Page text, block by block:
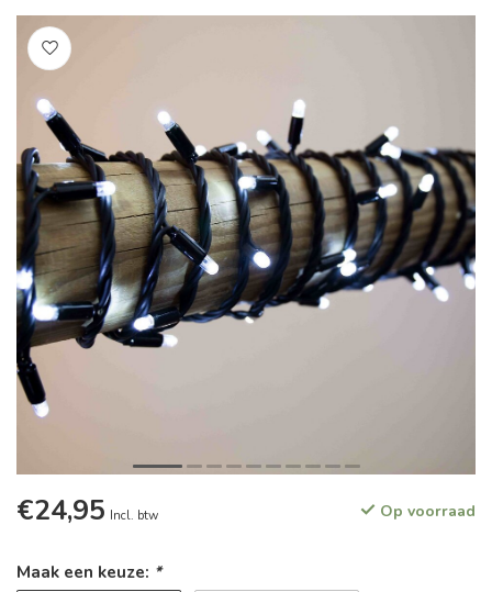
€24,95 Incl. btw Op voorraad
Maak een keuze: *